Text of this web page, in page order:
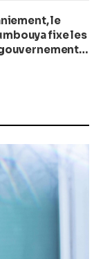
le
fixe les